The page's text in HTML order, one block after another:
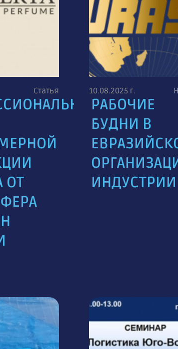
Статья
ОТ
10.08.2025 г.
РАБОЧИЕ
БУДНИ В
ИНДУСТРИИ